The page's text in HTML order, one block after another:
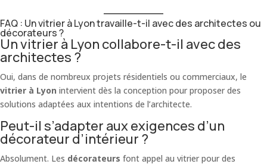
FAQ : Un vitrier à Lyon travaille-t-il avec des architectes ou
décorateurs ?
Un vitrier à Lyon collabore-t-il avec des
architectes ?
Oui, dans de nombreux projets résidentiels ou commerciaux, le
vitrier à Lyon intervient dès la conception pour proposer des
solutions adaptées aux intentions de l’architecte.
Peut-il s’adapter aux exigences d’un
décorateur d’intérieur ?
Absolument. Les décorateurs font appel au vitrier pour des